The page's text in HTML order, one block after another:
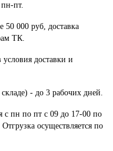
пт.
000 руб, доставка
ТК.
доставки и
- до 3 рабочих дней.
с пн по пт с 09 до 17-00 по
осуществляется по